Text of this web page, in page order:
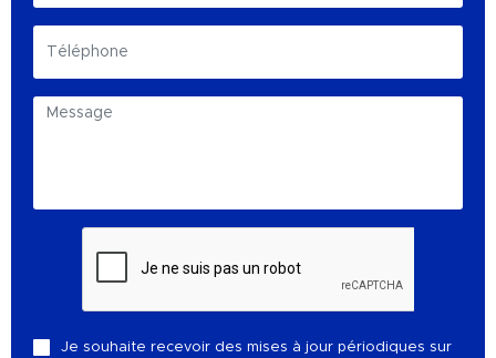
Je souhaite recevoir des mises à jour périodiques sur